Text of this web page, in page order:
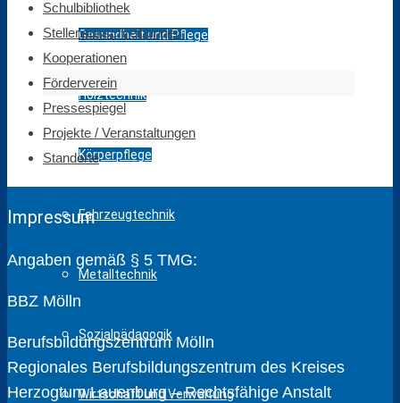
Gesundheit und Pflege
Holztechnik
Körperpflege
Fahrzeugtechnik
Metalltechnik
Sozialpädagogik
Wirtschaft und Verwaltung
Schulbibliothek
Stellenausschreibungen
Kooperationen
Förderverein
Pressespiegel
Projekte / Veranstaltungen
Standorte
Impressum
Angaben gemäß § 5 TMG:
BBZ Mölln
Berufsbildungszentrum Mölln
Regionales Berufsbildungszentrum des Kreises
Herzogtum Lauenburg – Rechtsfähige Anstalt